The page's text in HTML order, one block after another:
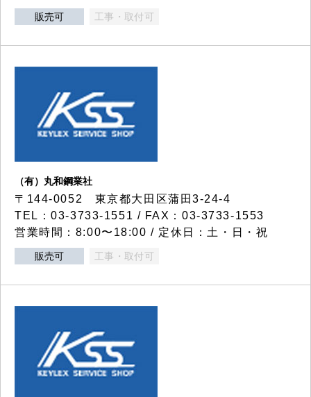
販売可 工事・取付可
（有）丸和鋼業社
〒144-0052 東京都大田区蒲田3-24-4
TEL：03-3733-1551 / FAX：03-3733-1553
営業時間：8:00〜18:00 / 定休日：土・日・祝
販売可 工事・取付可